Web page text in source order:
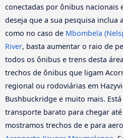
conectadas por ônibus nacionais
deseja que a sua pesquisa inclua
como no caso de Mbombela
River, basta aumentar o raio de
todos os ônibus e trens desta
trechos de ônibus que ligam
regional ou rodoviárias em
Bushbuckridge e muito mais.
transporte barato para chegar
mostramos trechos de e para